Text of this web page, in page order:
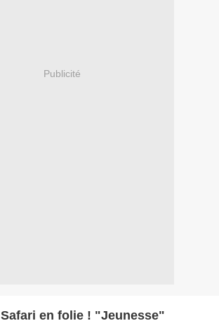
Publicité
en folie ! "Jeunesse"